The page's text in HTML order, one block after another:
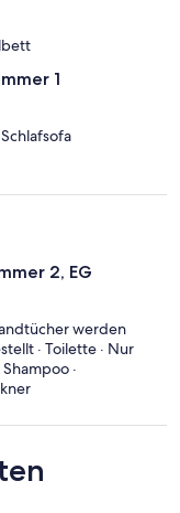
1
2, EG
werden
· Toilette · Nur
Shampoo ·